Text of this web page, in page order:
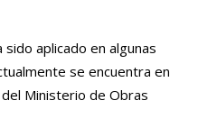
aplicado en algunas
se encuentra en
Ministerio de Obras